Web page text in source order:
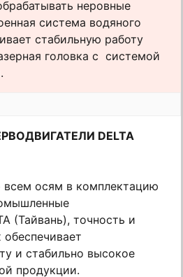
неровные
система водяного
стабильную работу
головка с системой
DELTA
осям в комплектацию
(Тайвань), точность и
и стабильно высокое
продукции.